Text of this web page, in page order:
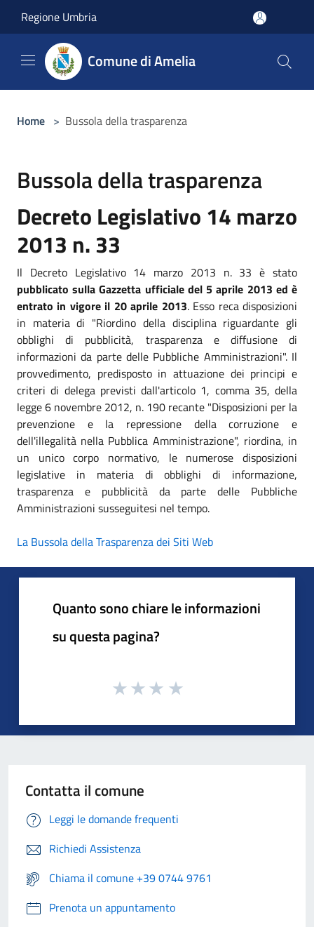
Regione Umbria
Comune di Amelia
Home > Bussola della trasparenza
Bussola della trasparenza
Decreto Legislativo 14 marzo
2013 n. 33
Il Decreto Legislativo 14 marzo 2013 n. 33 è stato
pubblicato sulla Gazzetta ufficiale del 5 aprile 2013 ed è
entrato in vigore il 20 aprile 2013. Esso reca disposizioni
in materia di "Riordino della disciplina riguardante gli
obblighi di pubblicità, trasparenza e diffusione di
informazioni da parte delle Pubbliche Amministrazioni". Il
provvedimento, predisposto in attuazione dei principi e
criteri di delega previsti dall'articolo 1, comma 35, della
legge 6 novembre 2012, n. 190 recante "Disposizioni per la
prevenzione e la repressione della corruzione e
dell'illegalità nella Pubblica Amministrazione", riordina, in
un unico corpo normativo, le numerose disposizioni
legislative in materia di obblighi di informazione,
trasparenza e pubblicità da parte delle Pubbliche
Amministrazioni susseguitesi nel tempo.
La Bussola della Trasparenza dei Siti Web
Quanto sono chiare le informazioni
su questa pagina?
Contatta il comune
Leggi le domande frequenti
Richiedi Assistenza
Chiama il comune +39 0744 9761
Prenota un appuntamento